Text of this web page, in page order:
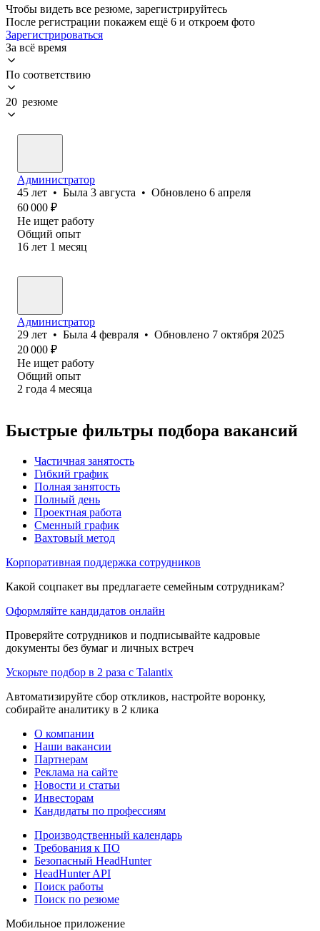
Чтобы видеть все резюме, зарегистрируйтесь
После регистрации покажем ещё 6 и откроем фото
Зарегистрироваться
За всё время
По соответствию
20 резюме
Администратор
45 лет • Была 3 августа • Обновлено 6 апреля
60 000 ₽
Не ищет работу
Общий опыт
16 лет 1 месяц
Администратор
29 лет • Была 4 февраля • Обновлено 7 октября 2025
20 000 ₽
Не ищет работу
Общий опыт
2 года 4 месяца
Быстрые фильтры подбора вакансий
Частичная занятость
Гибкий график
Полная занятость
Полный день
Проектная работа
Сменный график
Вахтовый метод
Корпоративная поддержка сотрудников
Какой соцпакет вы предлагаете семейным сотрудникам?
Оформляйте кандидатов онлайн
Проверяйте сотрудников и подписывайте кадровые
документы без бумаг и личных встреч
Ускорьте подбор в 2 раза с Talantix
Автоматизируйте сбор откликов, настройте воронку,
собирайте аналитику в 2 клика
О компании
Наши вакансии
Партнерам
Реклама на сайте
Новости и статьи
Инвесторам
Кандидаты по профессиям
Производственный календарь
Требования к ПО
Безопасный HeadHunter
HeadHunter API
Поиск работы
Поиск по резюме
Мобильное приложение